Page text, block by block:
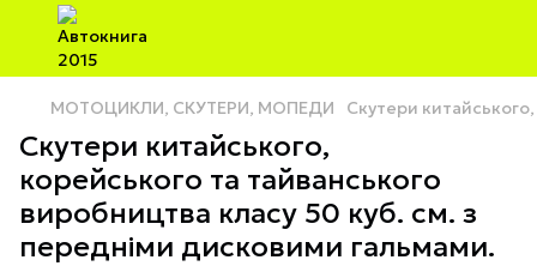
МОТОЦИКЛИ, СКУТЕРИ, МОПЕДИ Скутери
Скутери китайського,
корейського та тайванського
виробництва класу 50 куб. см. з
передніми дисковими гальмами.